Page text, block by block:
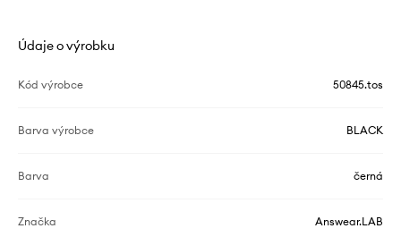
Údaje o výrobku
Kód výrobce 50845.tos
Barva výrobce BLACK
Barva černá
Značka Answear.LAB